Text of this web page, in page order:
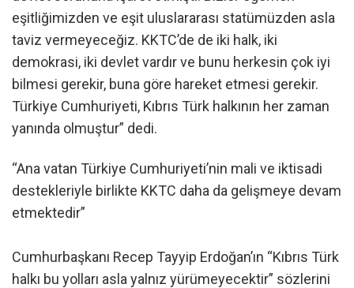
eşitliğimizden ve eşit uluslararası statümüzden asla
taviz vermeyeceğiz. KKTC’de de iki halk, iki
demokrasi, iki devlet vardır ve bunu herkesin çok iyi
bilmesi gerekir, buna göre hareket etmesi gerekir.
Türkiye Cumhuriyeti, Kıbrıs Türk halkının her zaman
yanında olmuştur” dedi.
“Ana vatan Türkiye Cumhuriyeti’nin mali ve iktisadi
destekleriyle birlikte KKTC daha da gelişmeye devam
etmektedir”
Cumhurbaşkanı Recep Tayyip Erdoğan’ın “Kıbrıs Türk
halkı bu yolları asla yalnız yürümeyecektir” sözlerini